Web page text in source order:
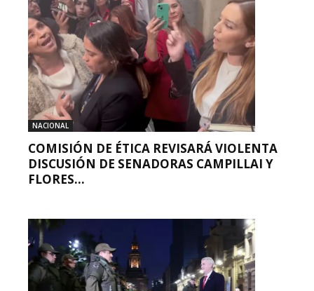
NACIONAL
COMISIÓN DE ÉTICA REVISARÁ VIOLENTA
DISCUSIÓN DE SENADORAS CAMPILLAI Y
FLORES...